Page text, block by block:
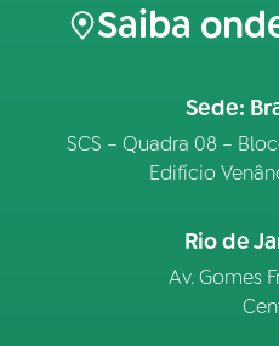
Saiba
Sede:
SCS – Quadra 08 –
Edifício
Rio de
Av. Gomes